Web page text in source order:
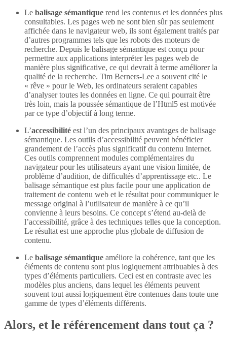
Le balisage sémantique rend les contenus et les données plus
consultables. Les pages web ne sont bien sûr pas seulement
affichée dans le navigateur web, ils sont également traités par
d’autres programmes tels que les robots des moteurs de
recherche. Depuis le balisage sémantique est conçu pour
permettre aux applications interpréter les pages web de
manière plus significative, ce qui devrait à terme améliorer la
qualité de la recherche. Tim Berners-Lee a souvent cité le
« rêve » pour le Web, les ordinateurs seraient capables
d’analyser toutes les données en ligne. Ce qui pourrait être
très loin, mais la poussée sémantique de l’Html5 est motivée
par ce type d’objectif à long terme.
L’accessibilité est l’un des principaux avantages de balisage
sémantique. Les outils d’accessibilité peuvent bénéficier
grandement de l’accès plus significatif du contenu Internet.
Ces outils comprennent modules complémentaires du
navigateur pour les utilisateurs ayant une vision limitée, de
problème d’audition, de difficultés d’apprentissage etc.. Le
balisage sémantique est plus facile pour une application de
traitement de contenu web et le résultat pour communiquer le
message original à l’utilisateur de manière à ce qu’il
convienne à leurs besoins. Ce concept s’étend au-delà de
l’accessibilité, grâce à des techniques telles que la conception.
Le résultat est une approche plus globale de diffusion de
contenu.
Le balisage sémantique améliore la cohérence, tant que les
éléments de contenu sont plus logiquement attribuables à des
types d’éléments particuliers. Ceci est en contraste avec les
modèles plus anciens, dans lequel les éléments peuvent
souvent tout aussi logiquement être contenues dans toute une
gamme de types d’éléments différents.
Alors, et le référencement dans tout ça ?